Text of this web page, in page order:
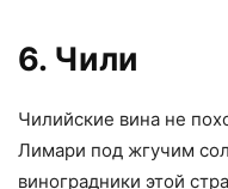
6. Чили
Чилийские вина не
Лимари под жгучим
виноградники этой